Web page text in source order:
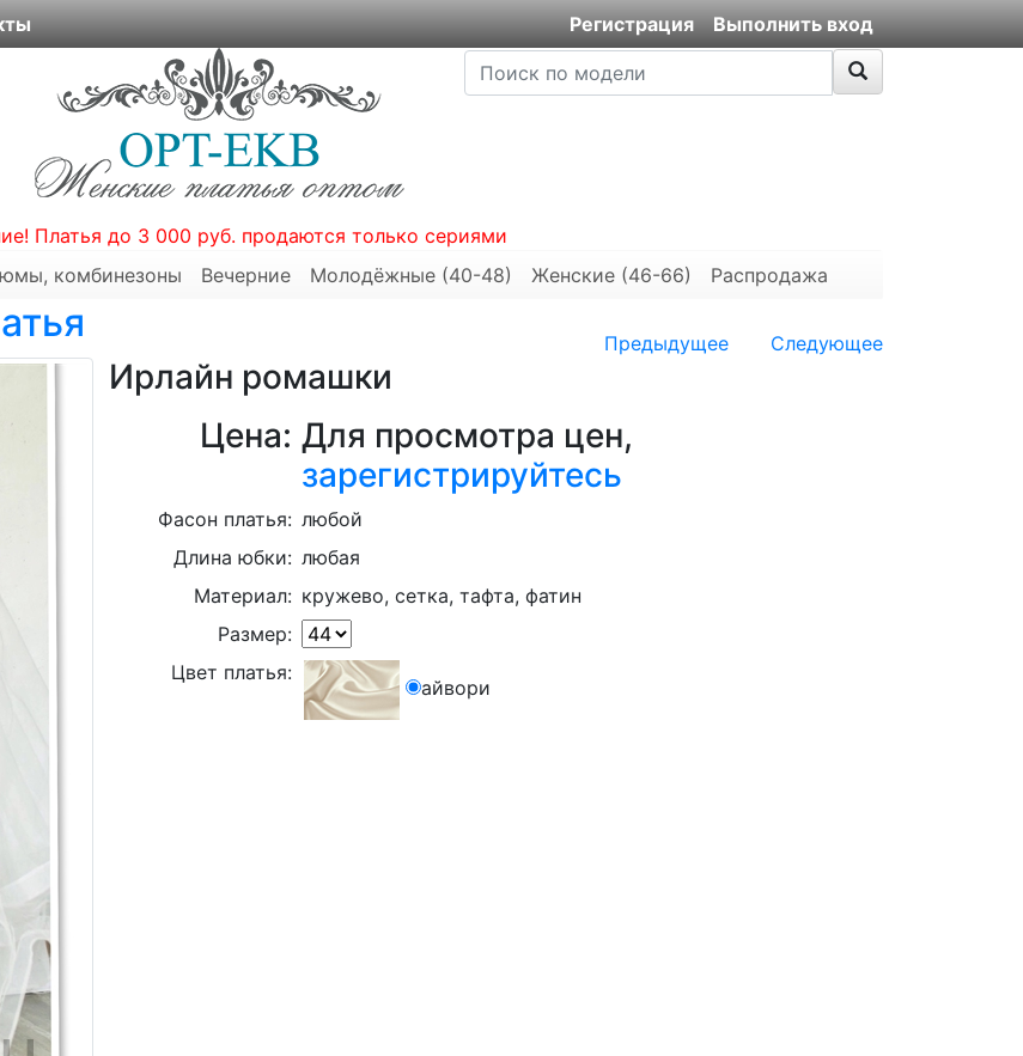
Регистрация Выполнить вход
Платья до 3 000 руб. продаются только сериями
комбинезоны Вечерние Молодёжные (40-48) Женские (46-66) Распродажа
Предыдущее Следующее
Ирлайн ромашки
Цена: Для просмотра цен,
зарегистрируйтесь
Фасон платья: любой
Длина юбки: любая
Материал: кружево, сетка, тафта, фатин
Размер:
Цвет платья:
айвори